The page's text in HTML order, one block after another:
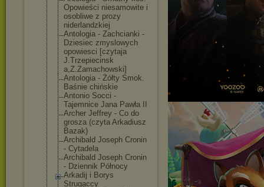
Opowieści niesamowite i
osobliwe z prozy
niderlandzkiej
Antologia - Zachcianki -
Dziesiec zmyslowych
opowiesci [czytaja
J.Trzepiecinsk
a,Z.Zamachowski]
Antologia - Żółty Smok.
Baśnie chińskie
Antonio Socci -
Tajemnice Jana Pawła II
Archer Jeffrey - Co do
grosza (czyta Arkadiusz
Bazak)
Archibald Joseph Cronin
- Cytadela
Archibald Joseph Cronin
- Dziennik Północy
Arkadij i Borys
Strugaccy